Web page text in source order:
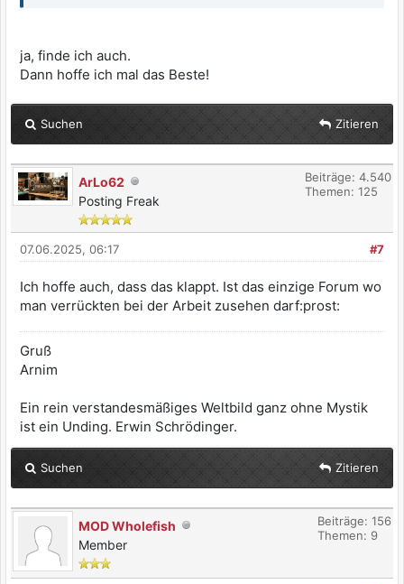
ja, finde ich auch.
Dann hoffe ich mal das Beste!
Suchen Zitieren
ArLo62
Posting Freak
Beiträge: 4.540
Themen: 125
#7
07.06.2025, 06:17
Ich hoffe auch, dass das klappt. Ist das einzige Forum wo
man verrückten bei der Arbeit zusehen darf:prost:
Gruß
Arnim
Ein rein verstandesmäßiges Weltbild ganz ohne Mystik
ist ein Unding. Erwin Schrödinger.
Suchen Zitieren
MOD Wholefish
Member
Beiträge: 156
Themen: 9